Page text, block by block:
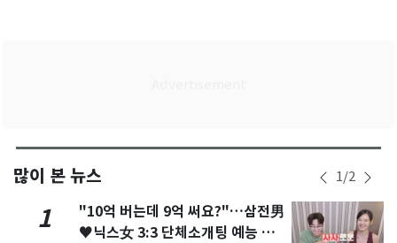
많이 본 뉴스 1/2
1
"10억 버는데 9억 써요?"…삼전男
♥닉스女 3:3 단체소개팅 예능 화